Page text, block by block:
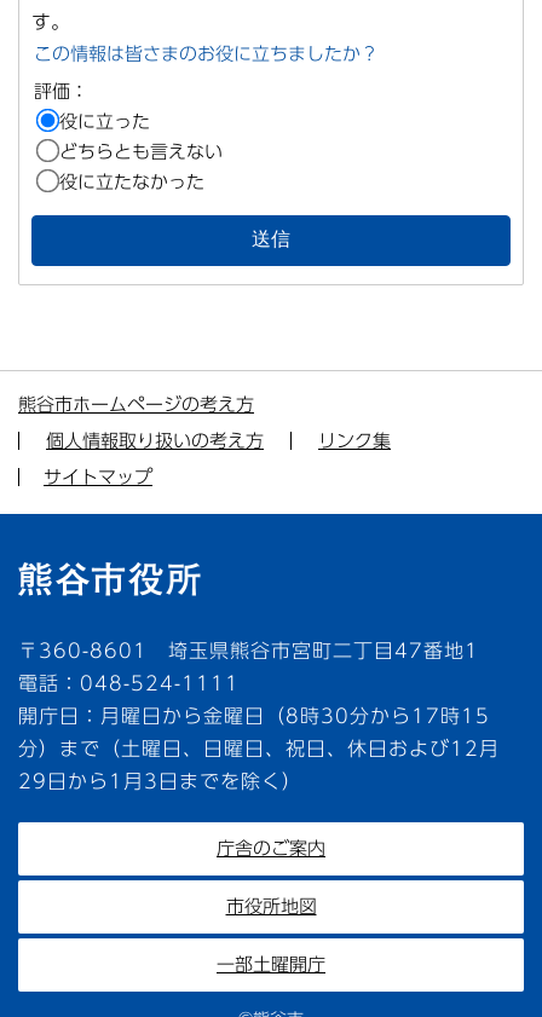
す。
この情報は皆さまのお役に立ちましたか？
評価：
役に立った
どちらとも言えない
役に立たなかった
熊谷市ホームページの考え方
個人情報取り扱いの考え方
リンク集
サイトマップ
〒360-8601 埼玉県熊谷市宮町二丁目47番地1
電話：048-524-1111
開庁日：月曜日から金曜日（8時30分から17時15
分）まで（土曜日、日曜日、祝日、休日および12月
29日から1月3日までを除く）
庁舎のご案内
市役所地図
一部土曜開庁